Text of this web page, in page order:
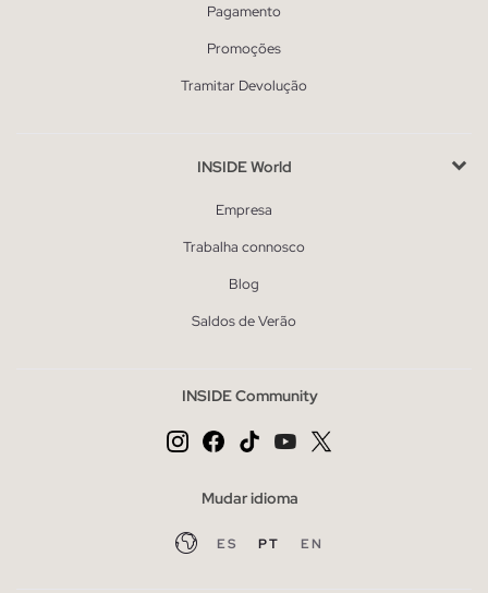
Pagamento
Promoções
Tramitar Devolução
INSIDE World
Empresa
Trabalha connosco
Blog
Saldos de Verão
INSIDE Community
Mudar idioma
ES PT EN